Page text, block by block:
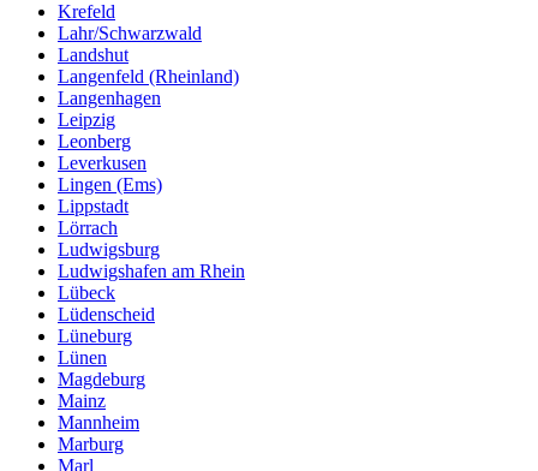
Krefeld
Lahr/Schwarzwald
Landshut
Langenfeld (Rheinland)
Langenhagen
Leipzig
Leonberg
Leverkusen
Lingen (Ems)
Lippstadt
Lörrach
Ludwigsburg
Ludwigshafen am Rhein
Lübeck
Lüdenscheid
Lüneburg
Lünen
Magdeburg
Mainz
Mannheim
Marburg
Marl